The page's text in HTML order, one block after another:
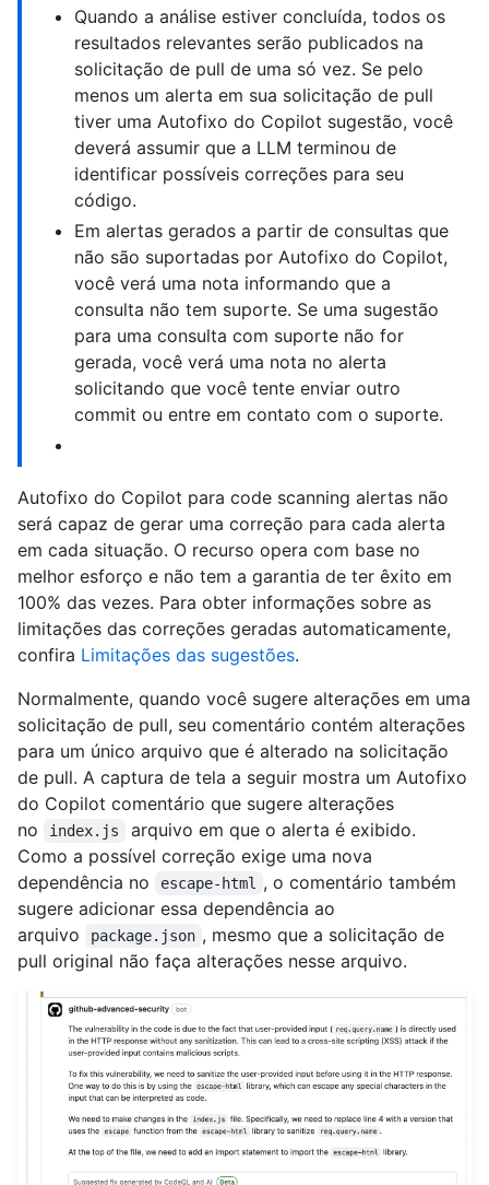
Quando a análise estiver concluída, todos os
resultados relevantes serão publicados na
solicitação de pull de uma só vez. Se pelo
menos um alerta em sua solicitação de pull
tiver uma Autofixo do Copilot sugestão, você
deverá assumir que a LLM terminou de
identificar possíveis correções para seu
código.
Em alertas gerados a partir de consultas que
não são suportadas por Autofixo do Copilot,
você verá uma nota informando que a
consulta não tem suporte. Se uma sugestão
para uma consulta com suporte não for
gerada, você verá uma nota no alerta
solicitando que você tente enviar outro
commit ou entre em contato com o suporte.
Autofixo do Copilot para code scanning alertas não
será capaz de gerar uma correção para cada alerta
em cada situação. O recurso opera com base no
melhor esforço e não tem a garantia de ter êxito em
100% das vezes. Para obter informações sobre as
limitações das correções geradas automaticamente,
confira Limitações das sugestões.
Normalmente, quando você sugere alterações em uma
solicitação de pull, seu comentário contém alterações
para um único arquivo que é alterado na solicitação
de pull. A captura de tela a seguir mostra um Autofixo
do Copilot comentário que sugere alterações
no
index.js
arquivo em que o alerta é exibido.
Como a possível correção exige uma nova
dependência no
escape-html
, o comentário também
sugere adicionar essa dependência ao
arquivo
package.json , mesmo que a solicitação de
pull original não faça alterações nesse arquivo.